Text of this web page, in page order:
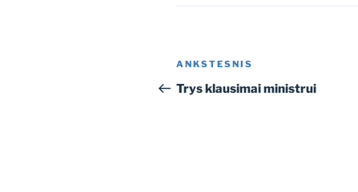
Navigacija
tarp
Ankstesnis
įrašas
ANKSTESNIS
Trys klausimai ministrui